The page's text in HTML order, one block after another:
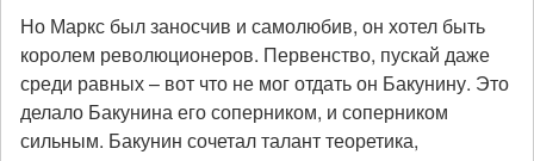
Но Маркс был заносчив и самолюбив, он хотел быть
королем революционеров. Первенство, пускай даже
среди равных – вот что не мог отдать он Бакунину. Это
делало Бакунина его соперником, и соперником
сильным. Бакунин сочетал талант теоретика,